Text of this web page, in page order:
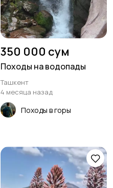
350 000 сум
Походы на водопады
Ташкент
4 месяца назад
Походы в горы